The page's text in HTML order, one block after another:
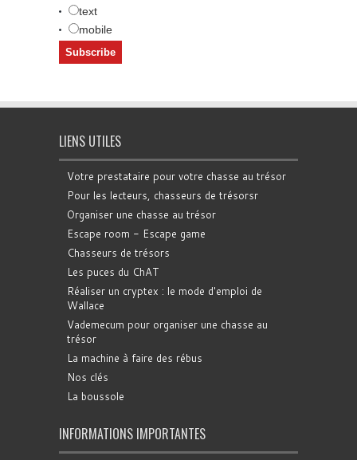
text
mobile
LIENS UTILES
Votre prestataire pour votre chasse au trésor
Pour les lecteurs, chasseurs de trésorsr
Organiser une chasse au trésor
Escape room - Escape game
Chasseurs de trésors
Les puces du ChAT
Réaliser un cryptex : le mode d'emploi de
Wallace
Vademecum pour organiser une chasse au
trésor
La machine à faire des rébus
Nos clés
La boussole
INFORMATIONS IMPORTANTES